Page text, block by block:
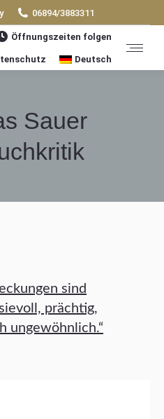
06894/3883311
Öffnungszeiten folgen
Deutsch
Sauer
sind
prächtig,
ungewöhnlich.“